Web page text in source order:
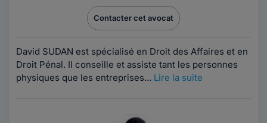
Contacter cet avocat
David SUDAN est spécialisé en Droit des Affaires et en
Droit Pénal. Il conseille et assiste tant les personnes
physiques que les entreprises... Lire la suite